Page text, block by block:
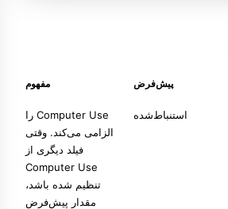
پیش‌فرض مفهوم
استنباط‌شده
Computer Use را
الزامی می‌کند. وقتی
فیلد دیگری از
Computer Use
تنظیم شده باشد،
مقدار پیش‌فرض